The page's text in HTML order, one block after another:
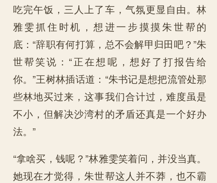
吃完午饭，三人上了车，气氛更显自由。林
雅雯抓住时机，想进一步摸摸朱世帮的
底：“辞职有何打算，总不会解甲归田吧？”朱
世帮笑说：“正在想呢，想好了打报告给
你。”王树林插话道：“朱书记是想把流管处那
些林地买过来，这事我们合计过，难度虽是
不小，但解决沙湾村的矛盾还真是一个好办
法。”
“拿啥买，钱呢？”林雅雯笑着问，并没当真。
她现在才觉得，朱世帮这人并不莽，也不霸